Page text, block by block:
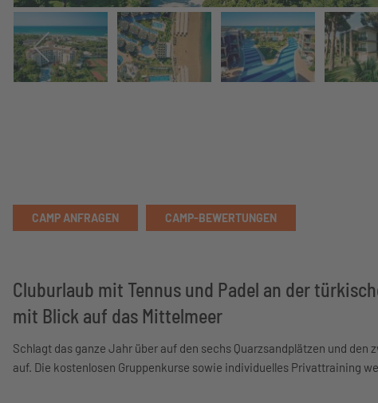
CAMP ANFRAGEN CAMP-BEWERTUNGEN
Cluburlaub mit Tennus und Padel an der
mit Blick auf das Mittelmeer
Schlagt das ganze Jahr über auf den sechs Quarzsandplätzen und den
auf. Die kostenlosen Gruppenkurse sowie individuelles Privattraining